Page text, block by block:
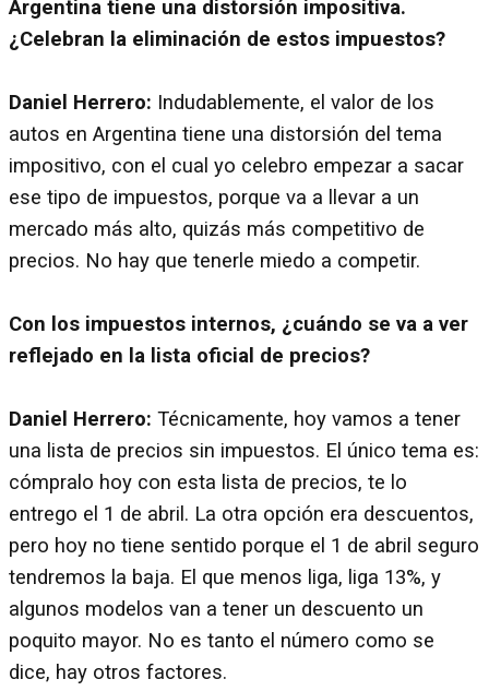
Argentina tiene una distorsión impositiva.
¿Celebran la eliminación de estos impuestos?
Daniel Herrero: Indudablemente, el valor de los
autos en Argentina tiene una distorsión del tema
impositivo, con el cual yo celebro empezar a sacar
ese tipo de impuestos, porque va a llevar a un
mercado más alto, quizás más competitivo de
precios. No hay que tenerle miedo a competir.
Con los impuestos internos, ¿cuándo se va a ver
reflejado en la lista oficial de precios?
Daniel Herrero: Técnicamente, hoy vamos a tener
una lista de precios sin impuestos. El único tema es:
cómpralo hoy con esta lista de precios, te lo
entrego el 1 de abril. La otra opción era descuentos,
pero hoy no tiene sentido porque el 1 de abril seguro
tendremos la baja. El que menos liga, liga 13%, y
algunos modelos van a tener un descuento un
poquito mayor. No es tanto el número como se
dice, hay otros factores.